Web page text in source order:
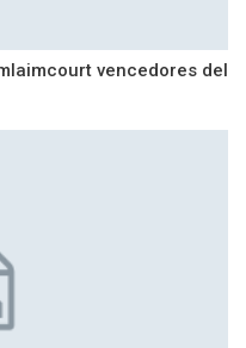
vencedores del